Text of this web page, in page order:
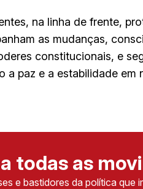
na linha de frente,
as mudanças,
constitucionais, e
a paz e a estabilidade em
todas as
e bastidores da política que